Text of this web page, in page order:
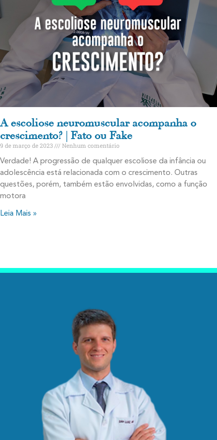
A escoliose neuromuscular acompanha o
crescimento? | Fato ou Fake
9 de março de 2023 Nenhum comentário
Verdade! A progressão de qualquer escoliose da infância ou
adolescência está relacionada com o crescimento. Outras
questões, porém, também estão envolvidas, como a função
motora
Leia Mais »